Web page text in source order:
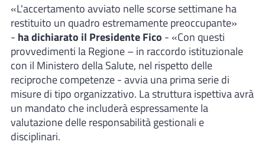
«L'accertamento avviato nelle scorse settimane ha
restituito un quadro estremamente preoccupante»
- ha dichiarato il Presidente Fico - «Con questi
provvedimenti la Regione – in raccordo istituzionale
con il Ministero della Salute, nel rispetto delle
reciproche competenze - avvia una prima serie di
misure di tipo organizzativo. La struttura ispettiva avrà
un mandato che includerà espressamente la
valutazione delle responsabilità gestionali e
disciplinari.